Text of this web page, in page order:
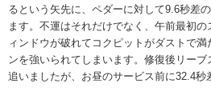
るという矢先に、ペダーに対して9.6秒差
ます。不運はそれだけでなく、午前最初
ィンドウが破れてコクピットがダストで
ンを強いられてしまいます。修復後リー
追いましたが、お昼のサービス前に32.4秒